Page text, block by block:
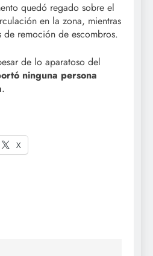
quedó regado sobre el
en la zona, mientras
de remoción de escombros.
de lo aparatoso del
ninguna persona
.
X